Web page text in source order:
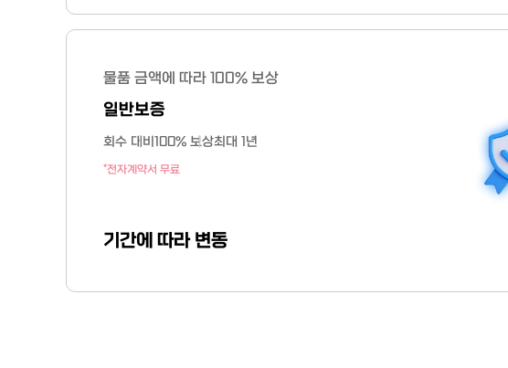
물품 금액에 따라 100% 보상
일반보증
회수 대비 100% 보상최대 1년
*전자계약서 무료
기간에 따라 변동